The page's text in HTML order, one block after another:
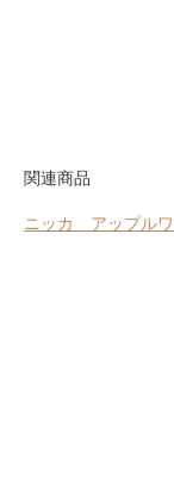
関連商品
ニッカ アップル